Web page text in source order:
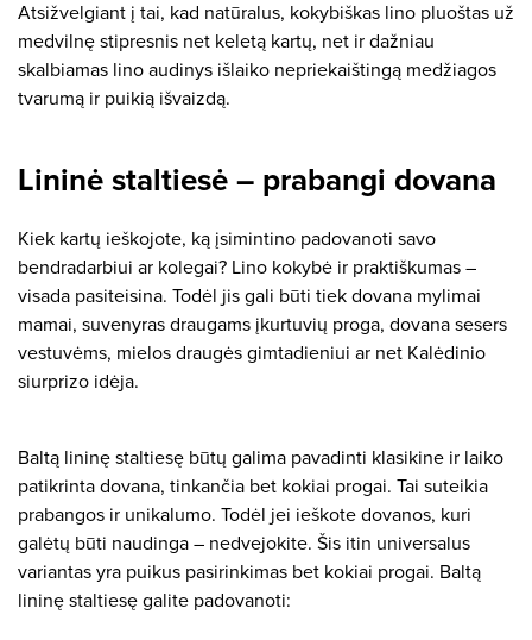
Atsižvelgiant į tai, kad natūralus, kokybiškas lino pluoštas už
medvilnę stipresnis net keletą kartų, net ir dažniau
skalbiamas lino audinys išlaiko nepriekaištingą medžiagos
tvarumą ir puikią išvaizdą.
Lininė staltiesė – prabangi dovana
Kiek kartų ieškojote, ką įsimintino padovanoti savo
bendradarbiui ar kolegai? Lino kokybė ir praktiškumas –
visada pasiteisina. Todėl jis gali būti tiek dovana mylimai
mamai, suvenyras draugams įkurtuvių proga, dovana sesers
vestuvėms, mielos draugės gimtadieniui ar net Kalėdinio
siurprizo idėja.
Baltą lininę staltiesę būtų galima pavadinti klasikine ir laiko
patikrinta dovana, tinkančia bet kokiai progai. Tai suteikia
prabangos ir unikalumo. Todėl jei ieškote dovanos, kuri
galėtų būti naudinga – nedvejokite. Šis itin universalus
variantas yra puikus pasirinkimas bet kokiai progai. Baltą
lininę staltiesę galite padovanoti: